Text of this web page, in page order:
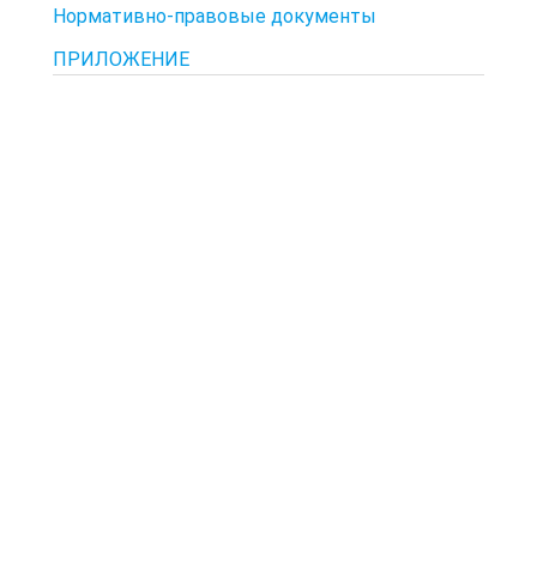
Нормативно-правовые документы
ПРИЛОЖЕНИЕ